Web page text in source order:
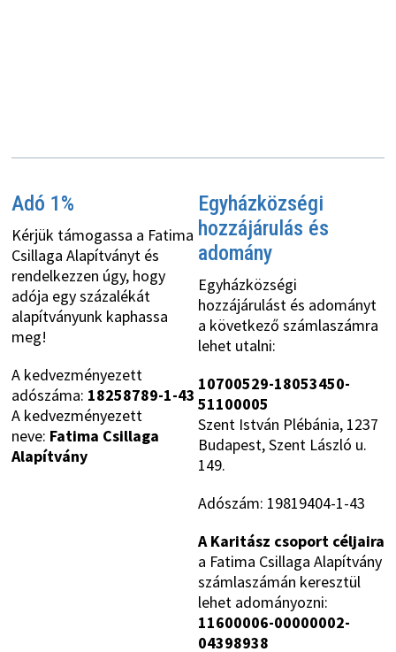
Adó 1%
Kérjük támogassa a Fatima
Csillaga Alapítványt és
rendelkezzen úgy, hogy
adója egy százalékát
alapítványunk kaphassa
meg!
A kedvezményezett
adószáma: 18258789-1-43
A kedvezményezett
neve: Fatima Csillaga
Alapítvány
Egyházközségi
hozzájárulás és
adomány
Egyházközségi
hozzájárulást és adományt
a következő számlaszámra
lehet utalni:
10700529-18053450-
51100005
Szent István Plébánia, 1237
Budapest, Szent László u.
149.
Adószám: 19819404-1-43
A Karitász csoport céljaira
a Fatima Csillaga Alapítvány
számlaszámán keresztül
lehet adományozni:
11600006-00000002-
04398938